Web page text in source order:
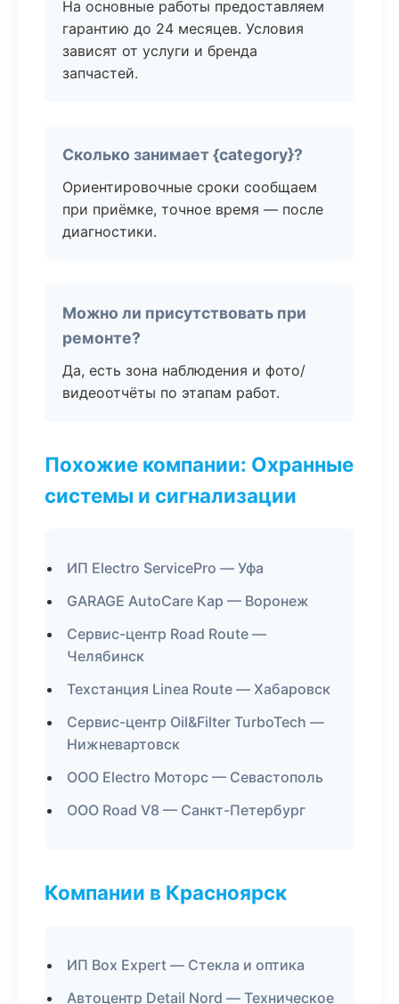
На основные работы предоставляем
гарантию до 24 месяцев. Условия
зависят от услуги и бренда
запчастей.
Сколько занимает {category}?
Ориентировочные сроки сообщаем
при приёмке, точное время — после
диагностики.
Можно ли присутствовать при
ремонте?
Да, есть зона наблюдения и фото/
видеоотчёты по этапам работ.
Похожие компании: Охранные
системы и сигнализации
ИП Electro ServicePro — Уфа
GARAGE AutoCare Кар — Воронеж
Сервис-центр Road Route —
Челябинск
Техстанция Linea Route — Хабаровск
Сервис-центр Oil&Filter TurboTech —
Нижневартовск
ООО Electro Моторс — Севастополь
ООО Road V8 — Санкт-Петербург
Компании в Красноярск
ИП Box Expert — Стекла и оптика
Автоцентр Detail Nord — Техническое